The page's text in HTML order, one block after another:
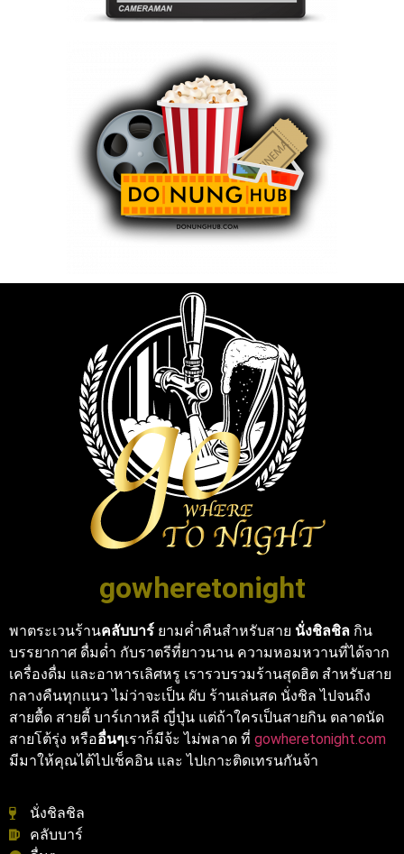
gowheretonight
พาตระเวนร้านคลับบาร์ ยามค่ำคืนสำหรับสาย นั่งชิลชิล กิน
บรรยากาศ ดื่มด่ำ กับราตรีที่ยาวนาน ความหอมหวานที่ได้จาก
เครื่องดื่ม และอาหารเลิศหรู เรารวบรวมร้านสุดฮิต สำหรับสาย
กลางคืนทุกแนว ไม่ว่าจะเป็น ผับ ร้านเล่นสด นั่งชิล ไปจนถึง
สายตื้ด สายตี้ บาร์เกาหลี ญี่ปุ่น แต่ถ้าใครเป็นสายกิน ตลาดนัด
สายโต้รุ่ง หรืออื่นๆเราก็มีจ้ะ ไม่พลาด ที่ gowheretonight.com
มีมาให้คุณได้ไปเช็คอิน และ ไปเกาะติดเทรนกันจ้า
นั่งชิลชิล
คลับบาร์